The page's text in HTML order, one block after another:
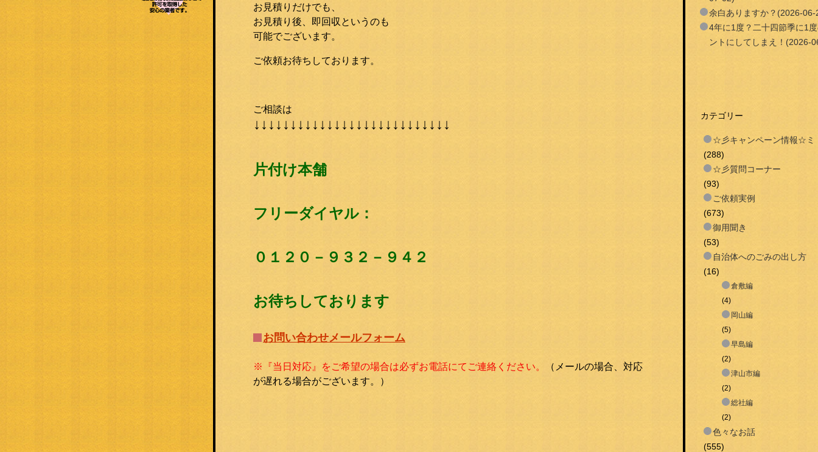
お見積りだけでも、
お見積り後、即回収というのも
可能でございます。
ご依頼お待ちしております。
ご相談は
↓↓↓↓↓↓↓↓↓↓↓↓↓↓↓↓↓↓↓↓↓↓↓↓↓↓↓
片付け本舗
フリーダイヤル：
０１２０－９３２－９４２
お待ちしております
お問い合わせメールフォーム
※『当日対応』をご希望の場合は必ずお電話にてご連絡ください。
（メールの場合、対応
が遅れる場合がございます。）
余白ありますか？(2026-06-
4年に1度？二十四節季に1
ントにしてしまえ！(2026-
カテゴリー
☆彡キャンペーン情報☆ミ
(288)
☆彡質問コーナー
(93)
ご依頼実例
(673)
御用聞き
(53)
自治体へのごみの出し方
(16)
倉敷編
(4)
岡山編
(5)
早島編
(2)
津山市編
(2)
総社編
(2)
色々なお話
(555)